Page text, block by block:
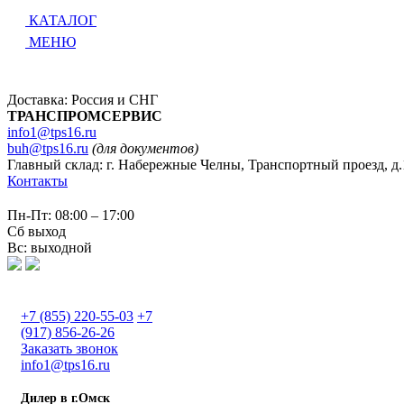
КАТАЛОГ
МЕНЮ
Доставка: Россия и СНГ
ТРАНСПРОМСЕРВИС
info1@tps16.ru
buh@tps16.ru (для документов)
Главный склад: г. Набережные Челны, Транспортный проезд,
Контакты
Пн-Пт: 08:00 – 17:00
Сб выход
Вс: выходной
+7 (855) 220-55-03 +7
(917) 856-26-26
Заказать звонок
info1@tps16.ru
Дилер в г.Омск